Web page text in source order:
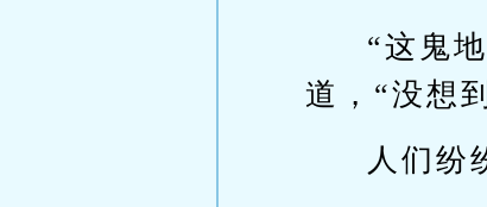
“这鬼
道，“没想
人们纷